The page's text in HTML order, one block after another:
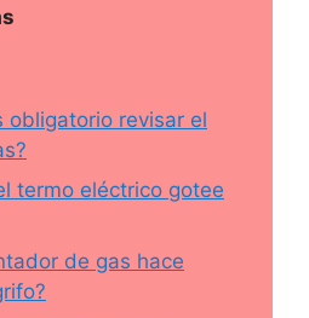
obligatorio revisar el
termo eléctrico gotee
de gas hace